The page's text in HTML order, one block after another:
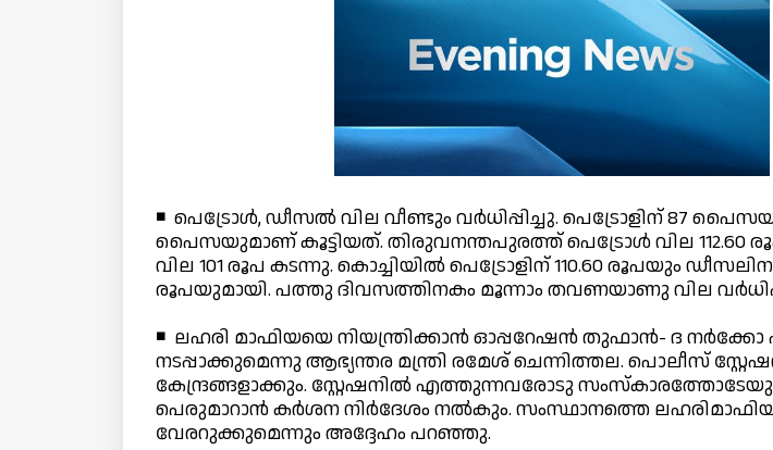
◾ പെട്രോള്‍, ഡീസല്‍ വില വീണ്ടും വര്‍ധിപ്പിച്ചു. പെട്രോളിന് 87
പൈസയുമാണ് കൂട്ടിയത്. തിരുവനന്തപുരത്ത് പെട്രോള്‍ വില 112.60
വില 101 രൂപ കടന്നു. കൊച്ചിയില്‍ പെട്രോളിന് 110.60 രൂപയും
രൂപയുമായി. പത്തു ദിവസത്തിനകം മൂന്നാം തവണയാണു വില
◾ ലഹരി മാഫിയയെ നിയന്ത്രിക്കാന്‍ ഓപ്പറേഷന്‍ തുഫാന്‍- ദ നര്‍ക്കോ
നടപ്പാക്കുമെന്നു ആഭ്യന്തര മന്ത്രി രമേശ് ചെന്നിത്തല. പൊലീസ്
കേന്ദ്രങ്ങളാക്കും. സ്റ്റേഷനില്‍ എത്തുന്നവരോടു
പെരുമാറാന്‍ കര്‍ശന നിര്‍ദേശം നല്‍കും. സംസ്ഥാനത്തെ
വേരറുക്കുമെന്നും അദ്ദേഹം പറഞ്ഞു.